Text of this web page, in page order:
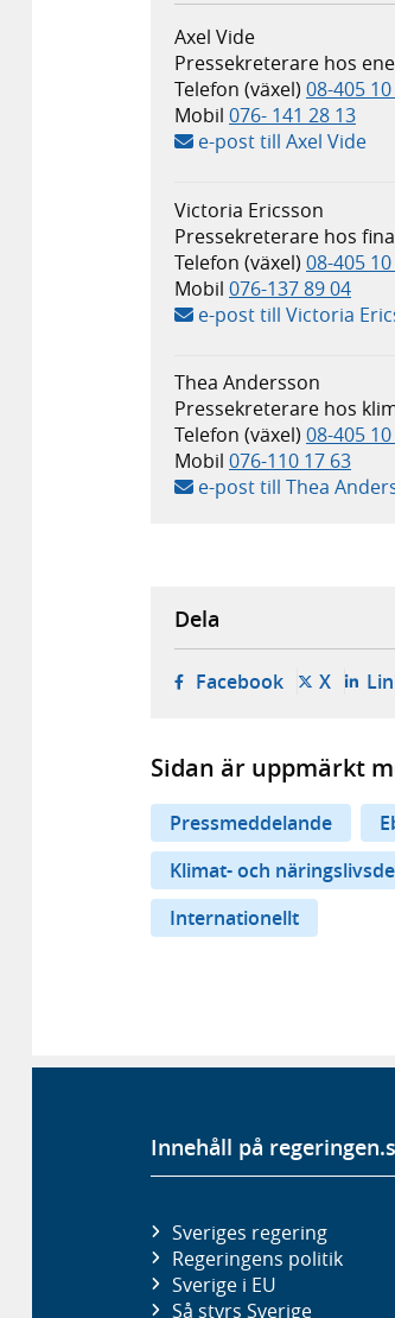
Axel Vide
Pressekreterare hos
Telefon (växel) 08-405
Mobil 076- 141 28 13
e-post till Axel Vide
Victoria Ericsson
Pressekreterare hos
Telefon (växel) 08-405
Mobil 076-137 89 04
e-post till Victoria
Thea Andersson
Pressekreterare hos
Telefon (växel) 08-405
Mobil 076-110 17 63
e-post till Thea
Dela
Facebook- öppnas i
X-
Sidan är uppmärkt
Pressmeddelande
Klimat- och
Internationellt
Innehåll på
Sveriges regering
Regeringens politik
Sverige i EU
Så styrs Sverige